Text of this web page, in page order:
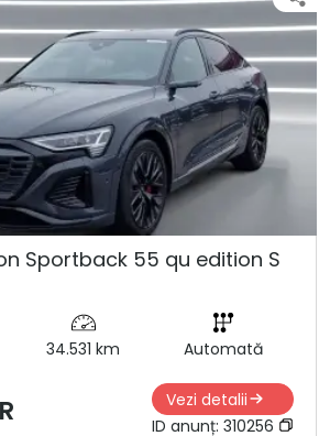
Sportback 55 qu edition S
34.531 km Automată
Vezi detalii
ID anunț: 310256